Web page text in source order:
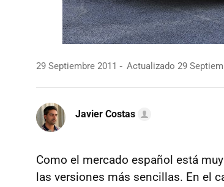
29 Septiembre 2011 Actualizado 29
Javier Costas
Como el mercado español está
las versiones más sencillas. En el